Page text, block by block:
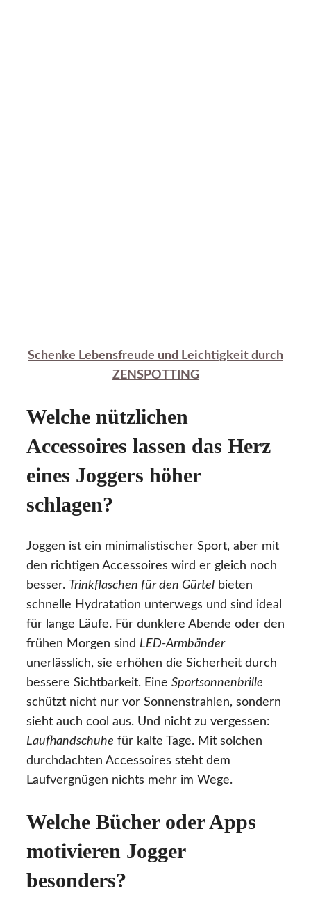
Schenke Lebensfreude und Leichtigkeit durch
ZENSPOTTING
Welche nützlichen
Accessoires lassen das Herz
eines Joggers höher
schlagen?
Joggen ist ein minimalistischer Sport, aber mit
den richtigen Accessoires wird er gleich noch
besser. Trinkflaschen für den Gürtel bieten
schnelle Hydratation unterwegs und sind ideal
für lange Läufe. Für dunklere Abende oder den
frühen Morgen sind LED-Armbänder
unerlässlich, sie erhöhen die Sicherheit durch
bessere Sichtbarkeit. Eine Sportsonnenbrille
schützt nicht nur vor Sonnenstrahlen, sondern
sieht auch cool aus. Und nicht zu vergessen:
Laufhandschuhe für kalte Tage. Mit solchen
durchdachten Accessoires steht dem
Laufvergnügen nichts mehr im Wege.
Welche Bücher oder Apps
motivieren Jogger
besonders?